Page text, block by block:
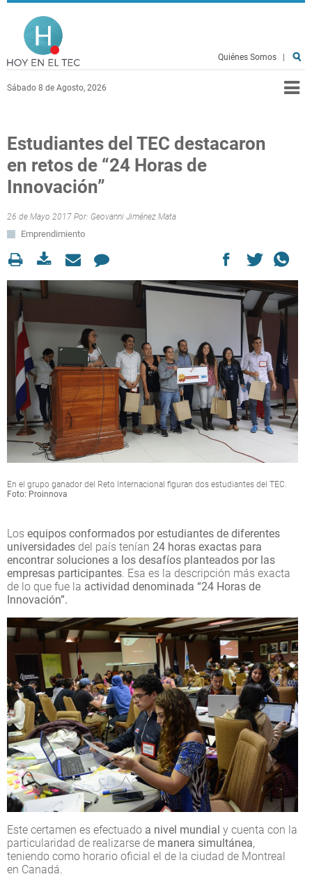
Pasar al contenido principal
Sábado 8 de Agosto, 2026
Quiénes Somos
Estudiantes del TEC destacaron
en retos de “24 Horas de
Innovación”
26 de Mayo 2017 Por: Geovanni Jiménez Mata
Emprendimiento
En el grupo ganador del Reto Internacional figuran dos estudiantes del TEC.
Foto: Proinnova
Los equipos conformados por estudiantes de diferentes
universidades del país tenían 24 horas exactas para
encontrar soluciones a los desafíos planteados por las
empresas participantes. Esa es la descripción más exacta
de lo que fue la actividad denominada “24 Horas de
Innovación”.
Este certamen es efectuado a nivel mundial y cuenta con la
particularidad de realizarse de manera simultánea,
teniendo como horario oficial el de la ciudad de Montreal
en Canadá.